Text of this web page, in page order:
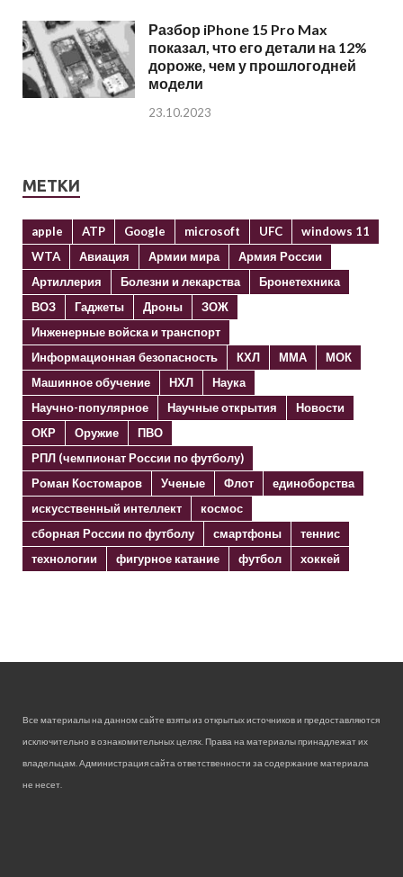
Разбор iPhone 15 Pro Max
показал, что его детали на 12%
дороже, чем у прошлогодней
модели
23.10.2023
МЕТКИ
apple ATP Google microsoft UFC
windows 11
WTA
Авиация Армии мира
Армия России
Артиллерия
Болезни и лекарства
Бронетехника
ВОЗ
Гаджеты Дроны
ЗОЖ
Инженерные войска и транспорт
Информационная безопасность
КХЛ ММА
МОК
Машинное обучение
НХЛ
Наука
Научно-популярное
Научные открытия
Новости
ОКР
Оружие
ПВО
РПЛ (чемпионат России по футболу)
Роман Костомаров
Ученые Флот
единоборства
искусственный интеллект
космос
сборная России по футболу
смартфоны
теннис
технологии
фигурное катание футбол хоккей
Все материалы на данном сайте взяты из открытых источников и предоставляются
исключительно в ознакомительных целях. Права на материалы принадлежат их
владельцам. Администрация сайта ответственности за содержание материала
не несет.